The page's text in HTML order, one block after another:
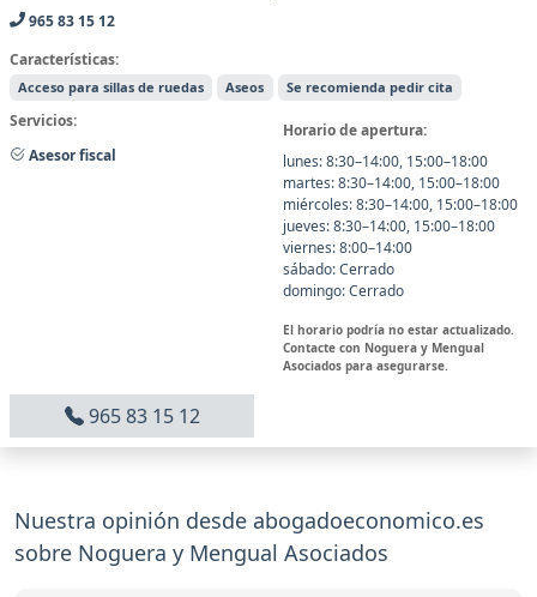
965 83 15 12
Características:
Acceso para sillas de ruedas Aseos Se recomienda pedir cita
Servicios:
Asesor fiscal
Horario de apertura:
lunes: 8:30–14:00, 15:00–18:00
martes: 8:30–14:00, 15:00–18:00
miércoles: 8:30–14:00, 15:00–18:00
jueves: 8:30–14:00, 15:00–18:00
viernes: 8:00–14:00
sábado: Cerrado
domingo: Cerrado
El horario podría no estar actualizado.
Contacte con Noguera y Mengual
Asociados para asegurarse.
965 83 15 12
Nuestra opinión desde abogadoeconomico.es
sobre Noguera y Mengual Asociados